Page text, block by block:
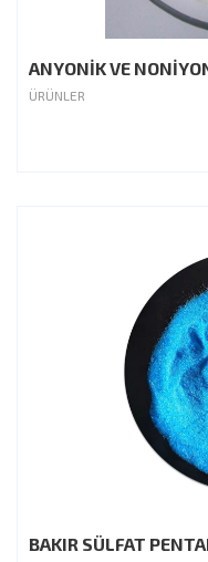
ANYONİK VE
ÜRÜNLER
BAKIR SÜLFAT